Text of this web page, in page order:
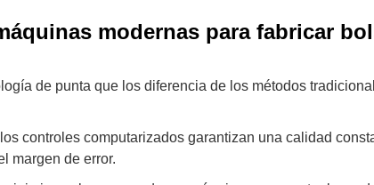
modernas para fabricar
de punta que los diferencia de los métodos
controles computarizados garantizan una calidad
margen de error.